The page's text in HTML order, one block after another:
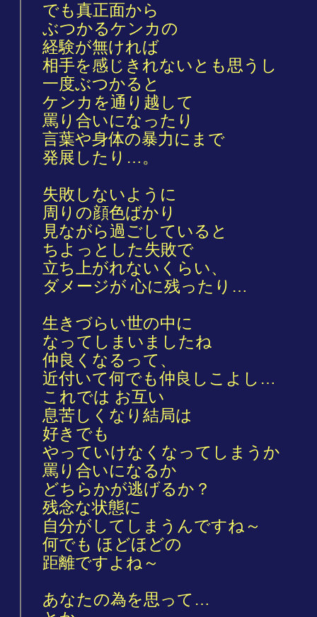
でも真正面から
ぶつかるケンカの
経験が無ければ
相手を感じきれないとも思うし
一度ぶつかると
ケンカを通り越して
罵り合いになったり
言葉や身体の暴力にまで
発展したり…。
失敗しないように
周りの顔色ばかり
見ながら過ごしていると
ちよっとした失敗で
立ち上がれないくらい、
ダメージが 心に残ったり…
生きづらい世の中に
なってしまいましたね
仲良くなるって、
近付いて何でも仲良しこよし…
これでは お互い
息苦しくなり結局は
好きでも
やっていけなくなってしまうか
罵り合いになるか
どちらかが逃げるか？
残念な状態に
自分がしてしまうんですね～
何でも ほどほどの
距離ですよね～
あなたの為を思って…